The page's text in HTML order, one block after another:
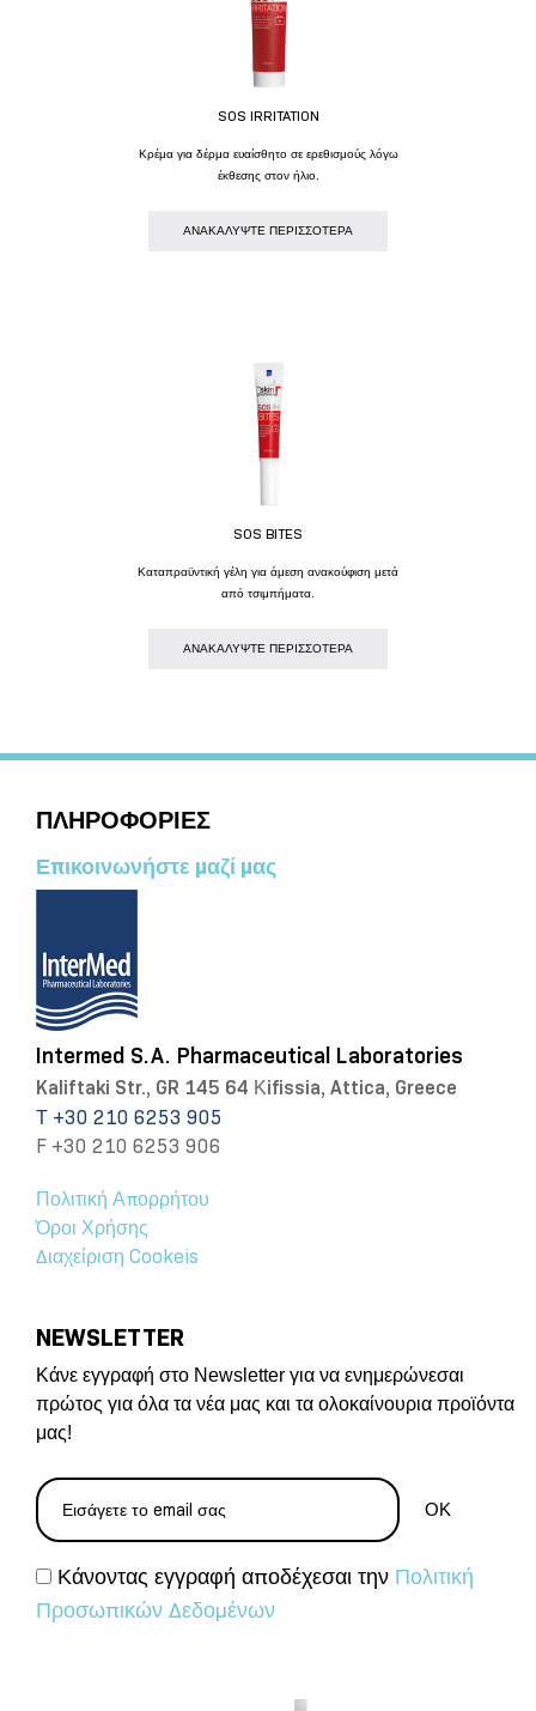
SOS IRRITATION
Κρέμα για δέρμα ευαίσθητο σε ερεθισμούς λόγω
έκθεσης στον ήλιο.
AΝΑΚΑΛΥΨΤΕ ΠΕΡΙΣΣΟΤΕΡΑ
SOS BITES
Kαταπραϋντική γέλη για άμεση ανακούφιση μετά
από τσιμπήματα.
AΝΑΚΑΛΥΨΤΕ ΠΕΡΙΣΣΟΤΕΡΑ
ΠΛΗΡΟΦΟΡΙΕΣ
Επικοινωνήστε μαζί μας
Intermed S.A. Pharmaceutical Laboratories
Kaliftaki Str., GR 145 64 Κifissia, Attica, Greece
Τ +30 210 6253 905
F +30 210 6253 906
Πολιτική Απορρήτου
Όροι Χρήσης
Διαχείριση Cookeis
NEWSLETTER
Κάνε εγγραφή στο Newsletter για να ενημερώνεσαι
πρώτος για όλα τα νέα μας και τα ολοκαίνουρια προϊόντα
μας!
Κάνοντας εγγραφή αποδέχεσαι την Πολιτική
Προσωπικών Δεδομένων